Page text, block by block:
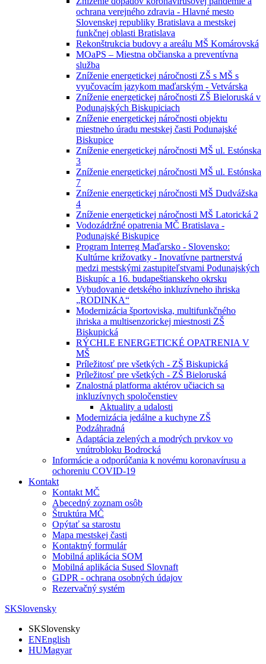
ochrana verejného zdravia - Hlavné mesto
Slovenskej republiky Bratislava a mestskej
funkčnej oblasti Bratislava
Rekonštrukcia budovy a areálu MŠ Komárovská
MOaPS – Miestna občianska a preventívna
služba
Zníženie energetickej náročnosti ZŠ s MŠ s
vyučovacím jazykom maďarským - Vetvárska
Zníženie energetickej náročnosti ZŠ Bieloruská v
Podunajských Biskupiciach
Zníženie energetickej náročnosti objektu
miestneho úradu mestskej časti Podunajské
Biskupice
Zníženie energetickej náročnosti MŠ ul. Estónska
3
Zníženie energetickej náročnosti MŠ ul. Estónska
7
Zníženie energetickej náročnosti MŠ Dudvážska
4
Zníženie energetickej náročnosti MŠ Latorická 2
Vodozádržné opatrenia MČ Bratislava -
Podunajské Biskupice
Program Interreg Maďarsko - Slovensko:
Kultúrne križovatky - Inovatívne partnerstvá
medzi mestskými zastupiteľstvami Podunajských
Biskupíc a 16. budapeštianskeho okrsku
Vybudovanie detského inkluzívneho ihriska
„RODINKA“
Modernizácia športoviska, multifunkčného
ihriska a multisenzorickej miestnosti ZŠ
Biskupická
RÝCHLE ENERGETICKÉ OPATRENIA V
MŠ
Príležitosť pre všetkých - ZŠ Biskupická
Príležitosť pre všetkých - ZŠ Bieloruská
Znalostná platforma aktérov učiacich sa
inkluzívnych spoločenstiev
Aktuality a udalosti
Modernizácia jedálne a kuchyne ZŠ
Podzáhradná
Adaptácia zelených a modrých prvkov vo
vnútrobloku Bodrocká
Informácie a odporúčania k novému koronavírusu a
ochoreniu COVID-19
Kontakt
Kontakt MČ
Abecedný zoznam osôb
Štruktúra MČ
Opýtať sa starostu
Mapa mestskej časti
Kontaktný formulár
Mobilná aplikácia SOM
Mobilná aplikácia Sused Slovnaft
GDPR - ochrana osobných údajov
Rezervačný systém
SKSlovensky
SKSlovensky
ENEnglish
HUMagyar